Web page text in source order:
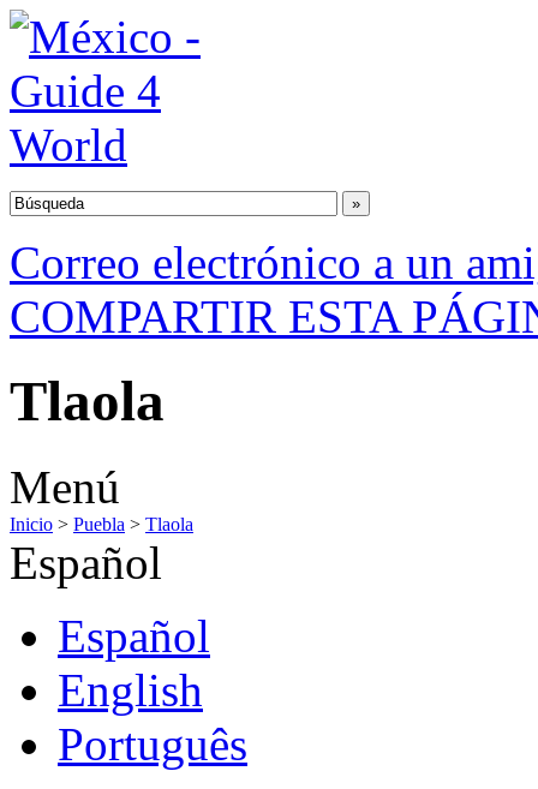
Correo electrónico a un
COMPARTIR ESTA
Tlaola
Menú
Inicio > Puebla > Tlaola
Español
Español
English
Português